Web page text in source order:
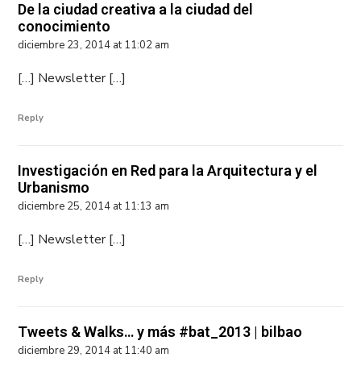
De la ciudad creativa a la ciudad del
conocimiento
diciembre 23, 2014 at 11:02 am
[…] Newsletter […]
Reply
Investigación en Red para la Arquitectura y el
Urbanismo
diciembre 25, 2014 at 11:13 am
[…] Newsletter […]
Reply
Tweets & Walks… y más #bat_2013 | bilbao
diciembre 29, 2014 at 11:40 am